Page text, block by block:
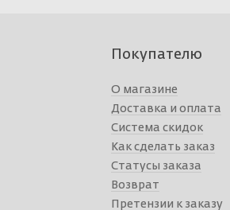
Покупателю
О магазине
Доставка и оплата
Система скидок
Как сделать заказ
Статусы заказа
Возврат
Претензии к заказу